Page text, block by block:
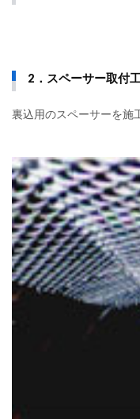
2．スペーサー取付
裏込用のスペーサーを施